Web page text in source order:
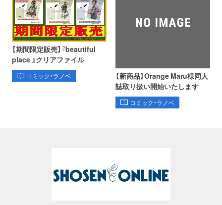
【期間限定販売】『beautiful
place 』クリアファイル
コミック・ラノベ
【新商品】Orange Maru様同人
誌取り扱い開始いたします
コミック・ラノベ